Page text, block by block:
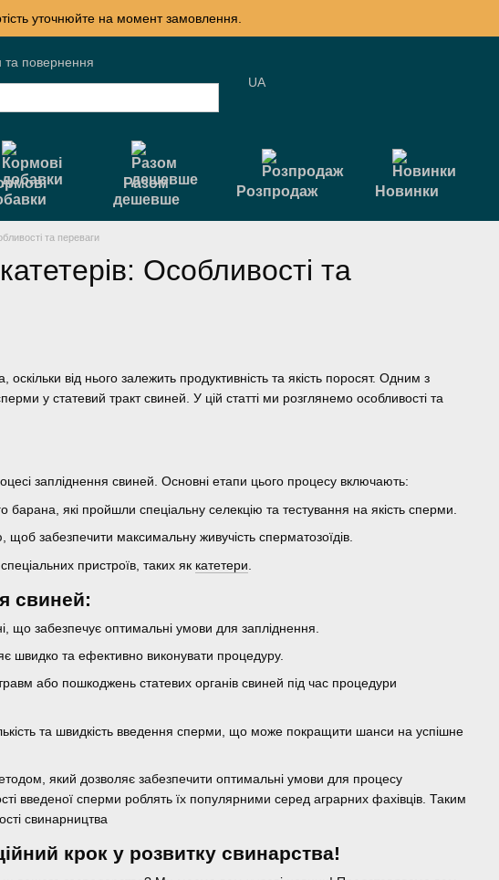
уточнюйте на момент замовлення.
та повернення
оферти UA
Разом
дешевше
Розпродаж Новинки
та переваги
Особливості та
від нього залежить продуктивність та якість поросят. Одним з
у статевий тракт свиней. У цій статті ми розглянемо особливості та
запліднення свиней. Основні етапи цього процесу включають:
які пройшли спеціальну селекцію та тестування на якість сперми.
забезпечити максимальну живучість сперматозоїдів.
пристроїв, таких як катетери
свиней:
що забезпечує оптимальні умови для запліднення.
швидко та ефективно виконувати процедуру.
або пошкоджень статевих органів свиней під час процедури
та швидкість введення сперми, що може покращити шанси на успішне
який дозволяє забезпечити оптимальні умови для процесу
введеної сперми роблять їх популярними серед аграрних фахівців. Таким
свинарництва
крок у розвитку свинарства!